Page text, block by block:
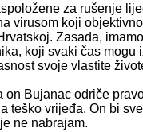
za rušenje
virusom koji
Zasada,
koji svaki čas mogu
svoje vlastite
Bujanac odriče
teško vrijeđa. On bi
ne nabrajam.